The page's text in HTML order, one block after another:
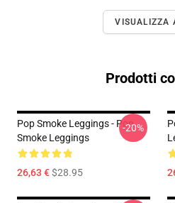
VISUALIZZA
Prodotti
Pop Smoke Leggings - Pop
Smoke Leggings
26,63 €$28.95
-20%